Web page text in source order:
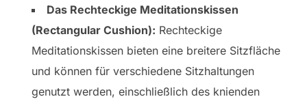
Das Rechteckige Meditationskissen
(Rectangular Cushion): Rechteckige
Meditationskissen bieten eine breitere Sitzfläche
und können für verschiedene Sitzhaltungen
genutzt werden, einschließlich des knienden